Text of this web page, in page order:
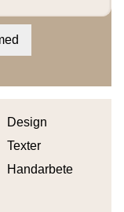
Design
Texter
Handarbete